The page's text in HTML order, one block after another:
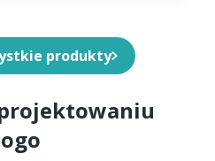
produkty